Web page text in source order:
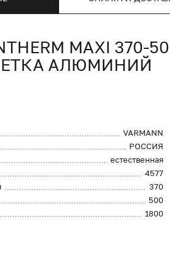
MAXI
АЛЮМИНИЙ
VARMANN
РОССИЯ
естественная
4577
370
500
1800